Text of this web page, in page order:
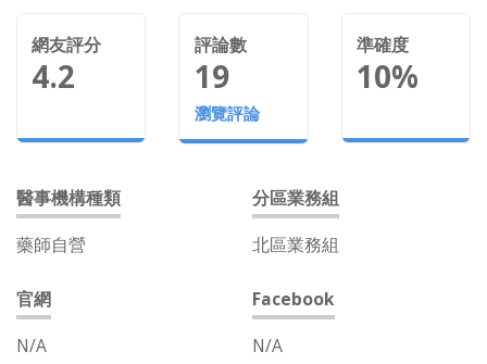
網友評分
4.2
評論數
19
瀏覽評論
準確度
10%
醫事機構種類
藥師自營
分區業務組
北區業務組
官網
N/A
Facebook
N/A